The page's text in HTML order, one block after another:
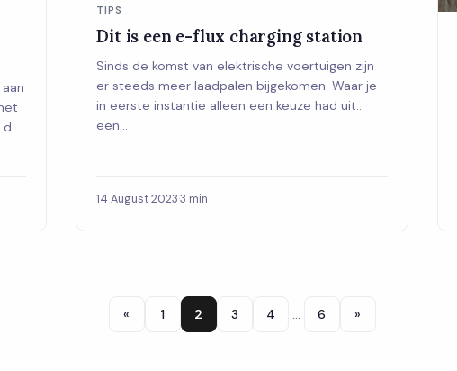
de
TIPS
Dit is een e-flux charging station
Sinds de komst van elektrische voertuigen zijn
er steeds meer laadpalen bijgekomen. Waar je
in eerste instantie alleen een keuze had uit
een...
14 August 2023·3 min
« 1 2 3 4 … 6 »